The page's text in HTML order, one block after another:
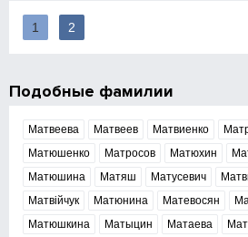
1 2
Подобные фамилии
Матвеева Матвеев Матвиенко
Матюшенко
Матросов Матюхин
Матюшина
Матяш Матусевич
Матвійчук
Матюнина Матевосян
Матюшкина
Матыцин Матаева